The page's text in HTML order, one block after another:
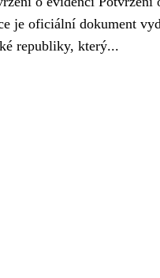
je oficiální dokument
republiky, který...